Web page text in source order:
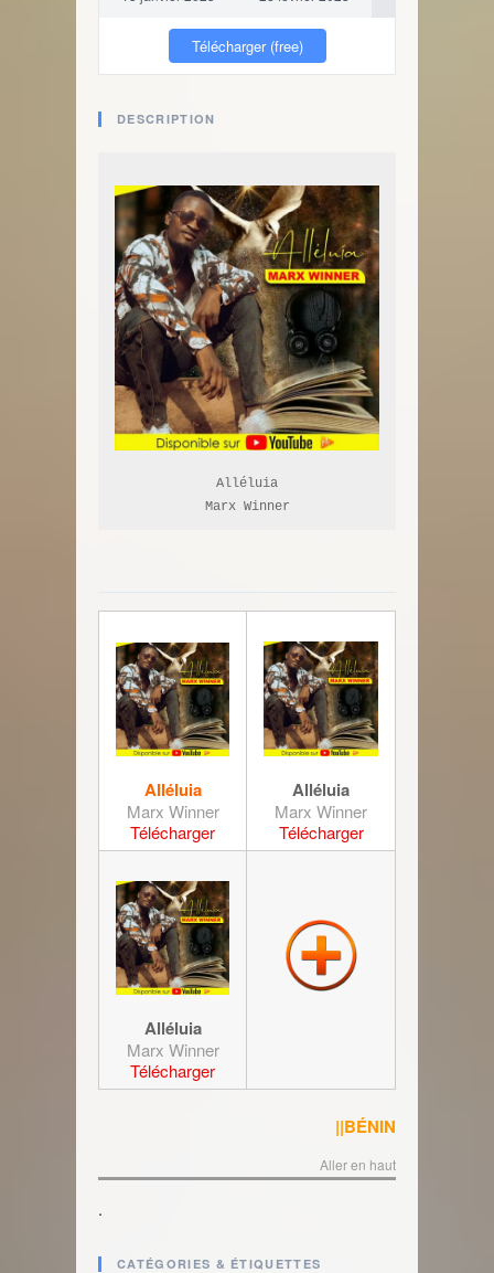
Télécharger (free)
DESCRIPTION
Alléluia
Marx Winner
Alléluia
Marx Winner
Télécharger
Alléluia
Marx Winner
Télécharger
Alléluia
Marx Winner
Télécharger
||BÉNIN
Aller en haut
.
CATÉGORIES & ÉTIQUETTES